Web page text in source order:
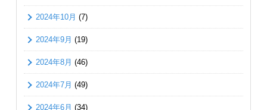
2024年10月 (7)
2024年9月 (19)
2024年8月 (46)
2024年7月 (49)
2024年6月 (34)